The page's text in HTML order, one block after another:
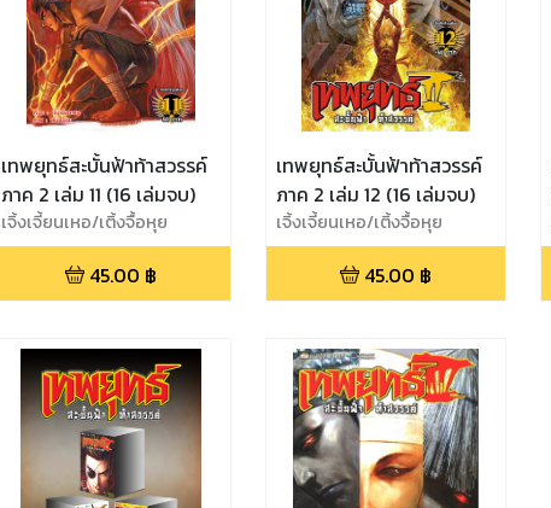
เทพยุทธ์สะบั้นฟ้าท้าสวรรค์
ภาค 2 เล่ม 11 (16 เล่มจบ)
เจิ้งเจี้ยนเหอ/เติ้งจื้อหุย
45.00 ฿
เทพยุทธ์สะบั้นฟ้าท้าสวรรค์
ภาค 2 เล่ม 12 (16 เล่มจบ)
เจิ้งเจี้ยนเหอ/เติ้งจื้อหุย
45.00 ฿